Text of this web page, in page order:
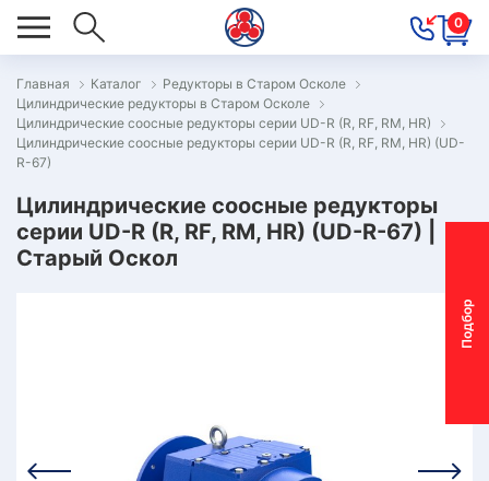
0
П
о
д
б
о
р
м
о
т
о
р
-
р
е
д
у
к
т
о
р
Главная Каталог
Редукторы в Старом Осколе
Цилиндрические редукторы в Старом Осколе
Цилиндрические соосные редукторы серии UD-R (R, RF, RM, HR)
Цилиндрические соосные редукторы серии UD-R (R, RF, RM, HR) (UD-
R-67)
Цилиндрические соосные редукторы
серии UD-R (R, RF, RM, HR) (UD-R-67) |
Старый Оскол